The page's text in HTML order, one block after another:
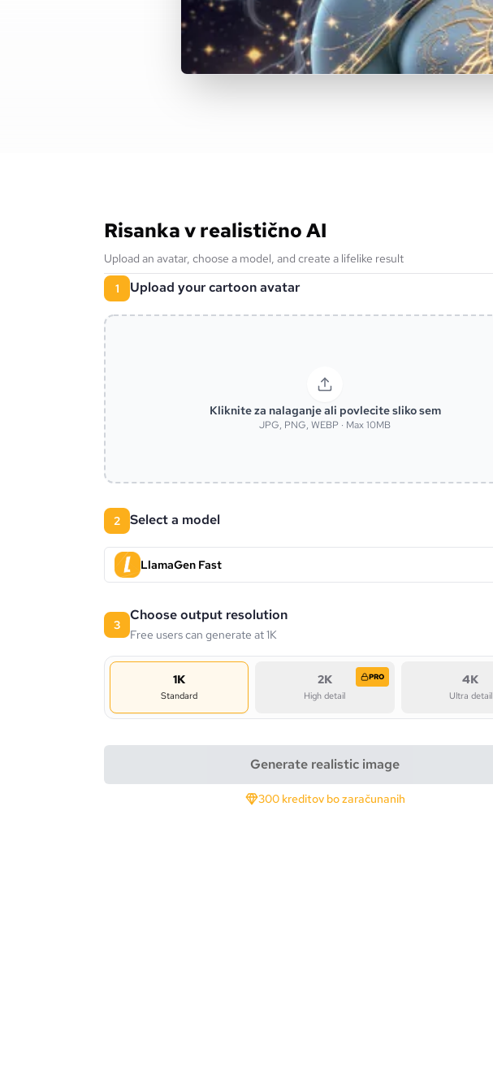
Risanka v realistično AI
Upload an avatar, choose a model, and create a lifelike result
1 Upload your cartoon avatar
Kliknite za nalaganje ali povlecite sliko sem
JPG, PNG, WEBP · Max 10MB
2 Select a model
LlamaGen Fast
3
Choose output resolution
Free users can generate at 1K
1K
Standard
PRO
2K
High detail
4K
Ultra detail
Generate realistic image
300 kreditov bo zaračunanih